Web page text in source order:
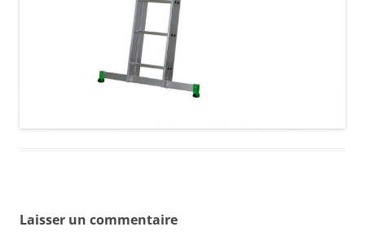
Laisser un commentaire